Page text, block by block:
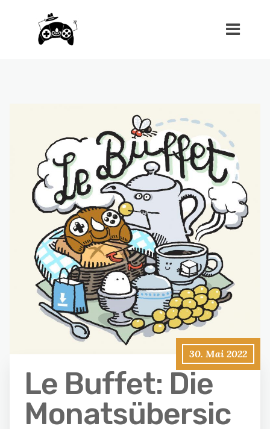
30. Mai 2022
Le Buffet: Die
Monatsübersic